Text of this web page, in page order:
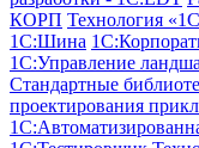
КОРП Технология
1С:Шина
1С:Управление
Стандартные
проектирования